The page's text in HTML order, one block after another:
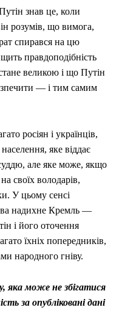
знав це, коли
розумів, що вимога,
спирався на цю
правдоподібність
великою і що Путін
— і тим самим
росіян і українців,
яке віддає
але яке може, якщо
своїх володарів,
У цьому сенсі
надихне Кремль —
і його оточення
їхніх попередників,
народного гніву.
яка може не збігатися
за опубліковані дані